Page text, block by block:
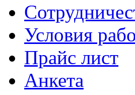
Условия
Прайс лист
Анкета